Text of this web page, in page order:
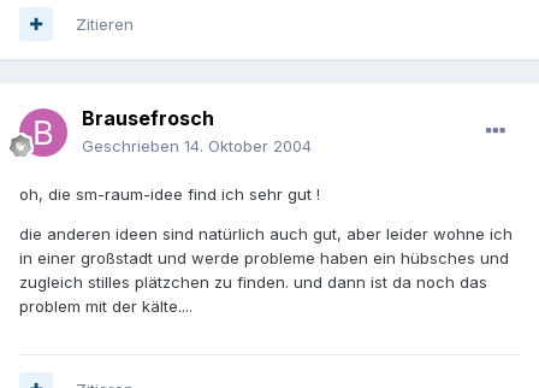
Zitieren
Brausefrosch
Geschrieben 14. Oktober 2004
oh, die sm-raum-idee find ich sehr gut !
die anderen ideen sind natürlich auch gut, aber leider wohne ich
in einer großstadt und werde probleme haben ein hübsches und
zugleich stilles plätzchen zu finden. und dann ist da noch das
problem mit der kälte....